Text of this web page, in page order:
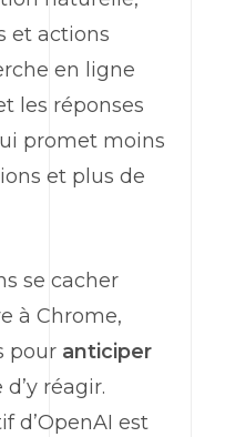
et actions
en ligne
les réponses
promet moins
et plus de
se cacher
à Chrome,
pour anticiper
réagir.
d’OpenAI est